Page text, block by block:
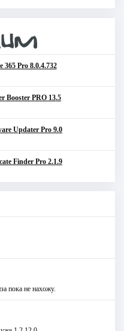
365 Pro 8.0.4.732
Booster PRO 13.5
Updater Pro 9.0
Finder Pro 2.1.9
пока не нахожу.